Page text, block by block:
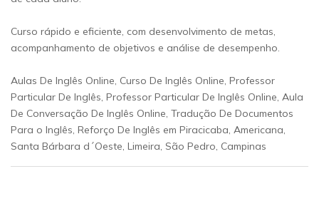
Curso rápido e eficiente, com desenvolvimento de metas,
acompanhamento de objetivos e análise de desempenho.
Aulas De Inglês Online, Curso De Inglês Online, Professor
Particular De Inglês, Professor Particular De Inglês Online, Aula
De Conversação De Inglês Online, Tradução De Documentos
Para o Inglês, Reforço De Inglês em Piracicaba, Americana,
Santa Bárbara d´Oeste, Limeira, São Pedro, Campinas